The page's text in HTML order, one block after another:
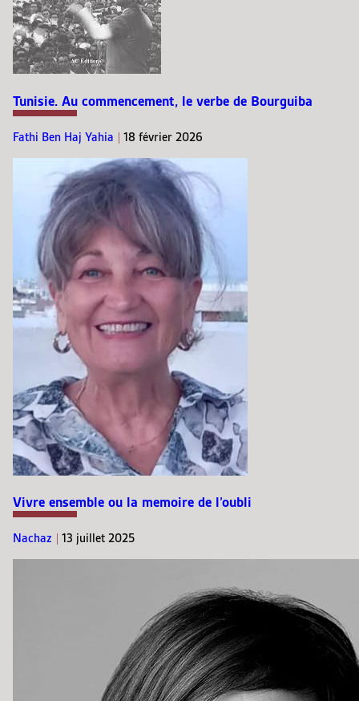
Tunisie. Au commencement, le verbe de Bourguiba
Fathi Ben Haj Yahia | 18 février 2026
Vivre ensemble ou la memoire de l’oubli
Nachaz | 13 juillet 2025